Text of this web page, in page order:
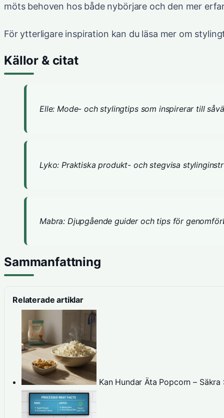
möts behoven hos både nybörjare och den mer
För ytterligare inspiration kan du läsa mer om
Källor & citat
Elle: Mode- och stylingtips som inspirerar till
Lyko: Praktiska produkt- och stegvisa
Mabra: Djupgående guider och tips för
Sammanfattning
Relaterade artiklar
Kan Hundar Äta Popcorn –